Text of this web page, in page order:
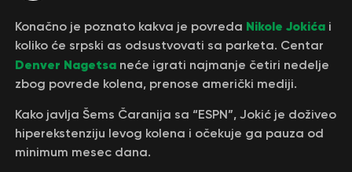
Konačno je poznato kakva je povreda Nikole Jokićai
koliko će srpski as odsustvovati sa parketa. Centar
Denver Nagetsa neće igrati najmanje četiri nedelje
zbog povrede kolena, prenose američki mediji.
Kako javlja Šems Čaranija sa “ESPN”, Jokić je doživeo
hiperekstenziju levog kolena i očekuje ga pauza od
minimum mesec dana.